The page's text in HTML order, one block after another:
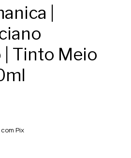
|
| Tinto Meio
Pix